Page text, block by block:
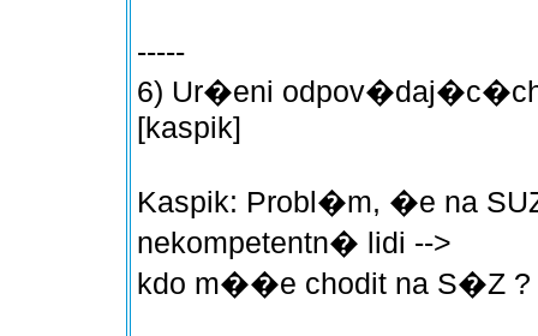
-----
6) Ur�eni
[kaspik]
Kaspik: Probl�m, �e na
nekompetentn� lidi -->
kdo m��e chodit na S�Z ?